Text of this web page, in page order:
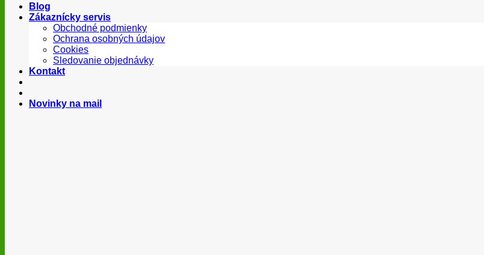
Blog
Zákaznícky servis
Obchodné podmienky
Ochrana osobných údajov
Cookies
Sledovanie objednávky
Kontakt
Novinky na mail